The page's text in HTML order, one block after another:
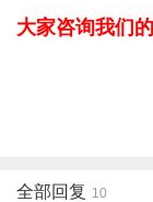
大家咨询我们
全部回复 10